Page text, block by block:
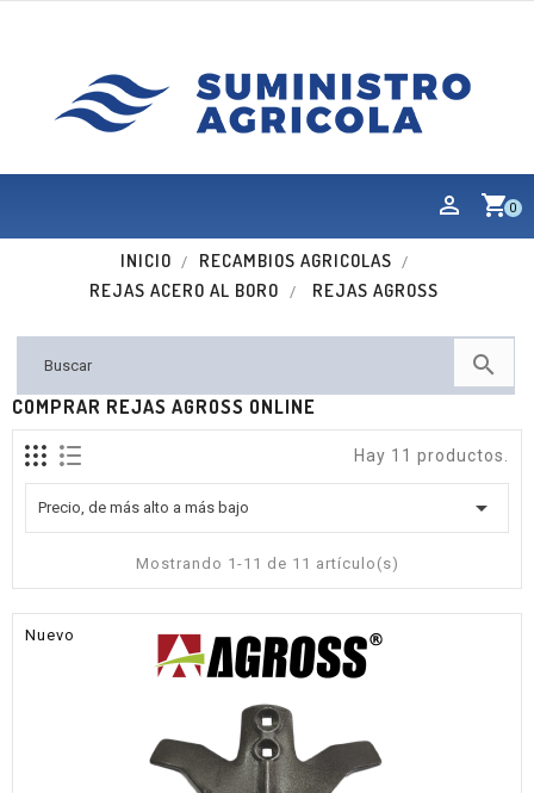
shopping_cart0
INICIO
RECAMBIOS AGRICOLAS
REJAS ACERO AL BORO
REJAS AGROSS

COMPRAR REJAS AGROSS ONLINE
Hay 11 productos.
Precio, de más alto a más bajo 
Mostrando 1-11 de 11 artículo(s)
Nuevo